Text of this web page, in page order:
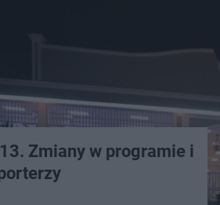
Zmiany w programie i